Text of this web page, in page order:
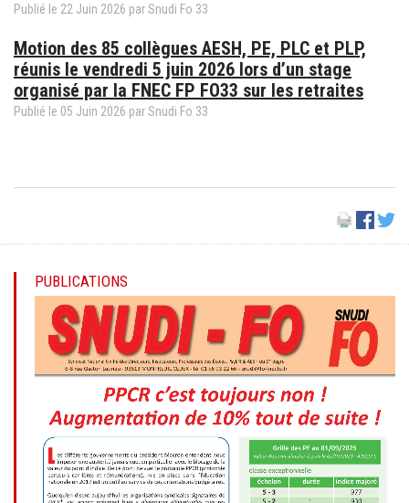
Publié le 22 Juin 2026 parSnudi Fo 33
Motion des 85 collègues AESH, PE, PLC et PLP,
réunis le vendredi 5 juin 2026 lors d’un stage
organisé par la FNEC FP FO33 sur les retraites
Publié le 05 Juin 2026 parSnudi Fo 33
PUBLICATIONS